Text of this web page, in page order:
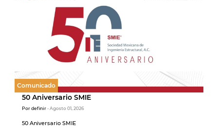
Comunicado
50 Aniversario SMIE
Por definir- Agosto 01, 2026
50 Aniversario SMIE